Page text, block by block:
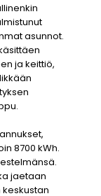
asunnot.
ja keittiö,
8700 kWh.
jaetaan